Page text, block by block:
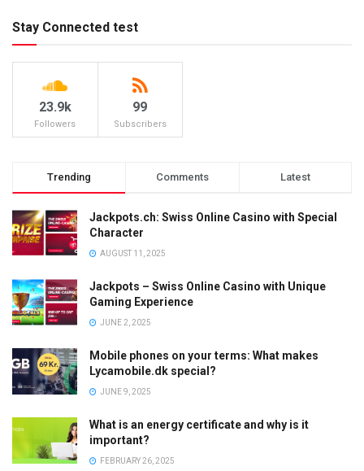
Stay Connected test
23.9k
Followers
99
Subscribers
Trending Comments Latest
Jackpots.ch: Swiss Online Casino with Special
Character
AUGUST 11, 2025
Jackpots – Swiss Online Casino with Unique
Gaming Experience
JUNE 2, 2025
Mobile phones on your terms: What makes
Lycamobile.dk special?
JUNE 9, 2025
What is an energy certificate and why is it
important?
FEBRUARY 26, 2025